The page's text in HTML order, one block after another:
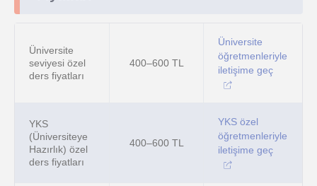
Üniversite
seviyesi özel
ders fiyatları
400–600 TL
Üniversite
öğretmenleriyle
iletişime geç
YKS
(Üniversiteye
Hazırlık) özel
ders fiyatları
400–600 TL
YKS özel
öğretmenleriyle
iletişime geç